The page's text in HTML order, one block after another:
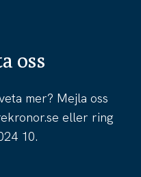
oss
mer? Mejla oss
eller ring
10.